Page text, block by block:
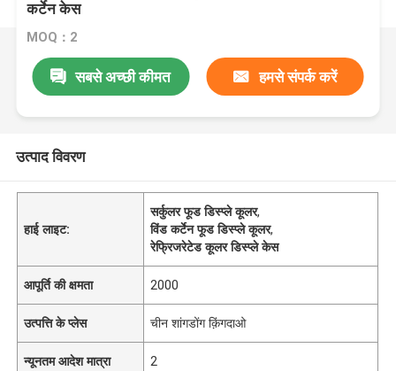
कर्टेन केस
MOQ：2
सबसे अच्छी कीमत हमसे संपर्क करें
उत्पाद विवरण
हाई लाइट:
सर्कुलर फूड डिस्प्ले कूलर,
विंड कर्टेन फूड डिस्प्ले कूलर,
रेफ्रिजरेटेड कूलर डिस्प्ले केस
आपूर्ति की क्षमता 2000
उत्पत्ति के प्लेस चीन शांगडोंग क़िंगदाओ
न्यूनतम आदेश मात्रा 2